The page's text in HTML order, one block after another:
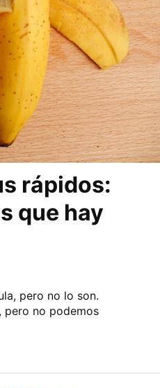
rápidos:
que hay
pero no lo son.
pero no podemos